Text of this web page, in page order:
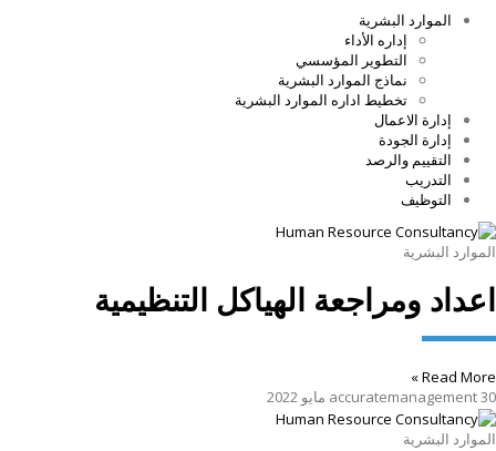
الموارد البشرية
إداره الأداء
التطوير المؤسسي
نماذج الموارد البشرية
تخطيط اداره الموارد البشرية
إدارة الاعمال
إدارة الجودة
التقييم والرصد
التدريب
التوظيف
الموارد البشرية
اعداد ومراجعة الهياكل التنظيمية
Read More »
accuratemanagement30 مايو 2022
الموارد البشرية